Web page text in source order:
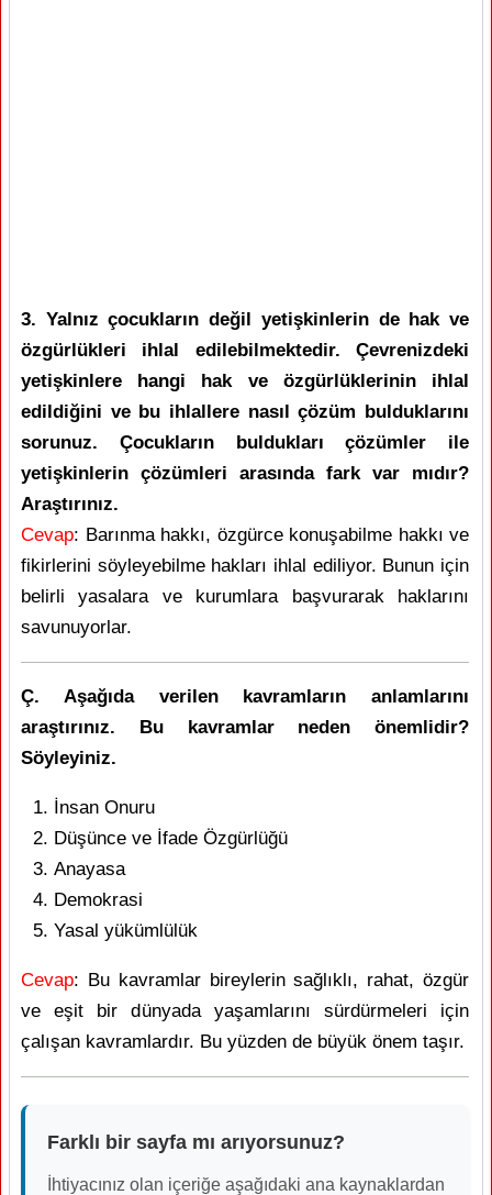
3. Yalnız çocukların değil yetişkinlerin de hak ve
özgürlükleri ihlal edilebilmektedir. Çevrenizdeki
yetişkinlere hangi hak ve özgürlüklerinin ihlal
edildiğini ve bu ihlallere nasıl çözüm bulduklarını
sorunuz. Çocukların buldukları çözümler ile
yetişkinlerin çözümleri arasında fark var mıdır?
Araştırınız.
Cevap: Barınma hakkı, özgürce konuşabilme hakkı ve
fikirlerini söyleyebilme hakları ihlal ediliyor. Bunun için
belirli yasalara ve kurumlara başvurarak haklarını
savunuyorlar.
Ç. Aşağıda verilen kavramların anlamlarını
araştırınız. Bu kavramlar neden önemlidir?
Söyleyiniz.
İnsan Onuru
Düşünce ve İfade Özgürlüğü
Anayasa
Demokrasi
Yasal yükümlülük
Cevap: Bu kavramlar bireylerin sağlıklı, rahat, özgür
ve eşit bir dünyada yaşamlarını sürdürmeleri için
çalışan kavramlardır. Bu yüzden de büyük önem taşır.
Farklı bir sayfa mı arıyorsunuz?
İhtiyacınız olan içeriğe aşağıdaki ana kaynaklardan